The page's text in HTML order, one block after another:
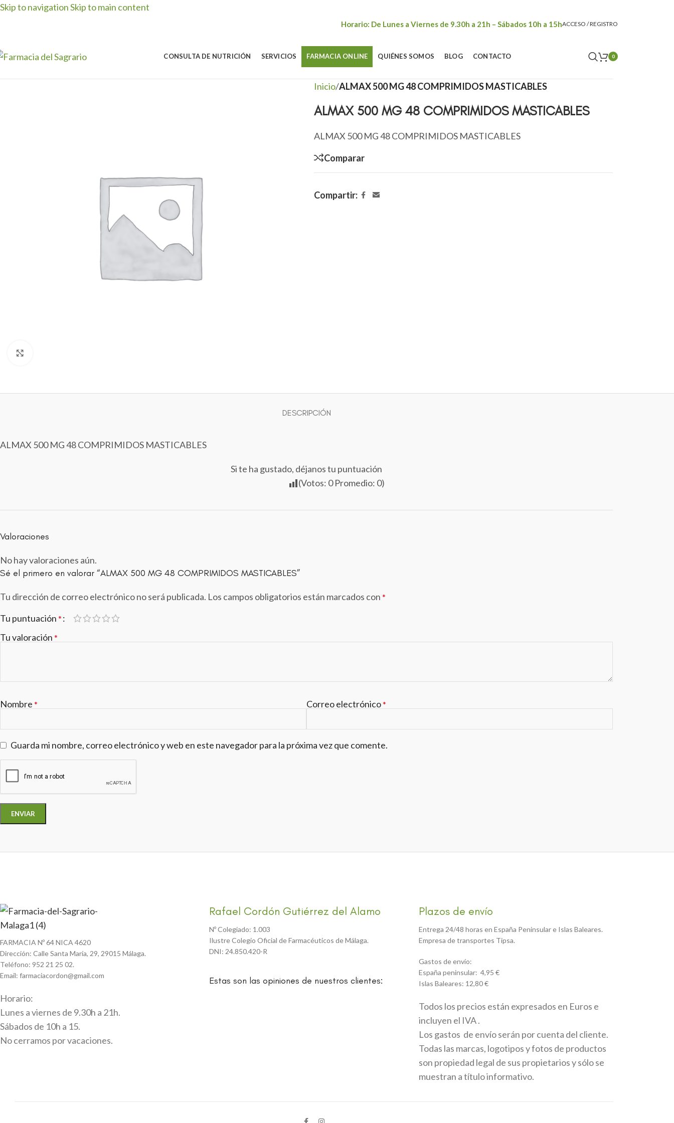
Skip to navigationSkip to main content
Horario: De Lunes a Viernes de 9.30h a 21h – Sábados 10h a 15hACCESO / REGISTRO
CONSULTA DE NUTRICIÓN SERVICIOS FARMACIA ONLINE QUIÉNES SOMOS BLOG CONTACTO 0
Inicio/ALMAX 500 MG 48 COMPRIMIDOS MASTICABLES
ALMAX 500 MG 48 COMPRIMIDOS MASTICABLES
ALMAX 500 MG 48 COMPRIMIDOS MASTICABLES
Comparar
Compartir:
DESCRIPCIÓN
ALMAX 500 MG 48 COMPRIMIDOS MASTICABLES
Si te ha gustado, déjanos tu puntuación
(Votos: 0Promedio: 0)
Valoraciones
No hay valoraciones aún.
Sé el primero en valorar “ALMAX 500 MG 48 COMPRIMIDOS MASTICABLES”
Tu dirección de correo electrónico no será publicada. Los campos obligatorios están marcados con *
Tu puntuación *
Tu valoración *
Nombre * Correo electrónico*
Guarda mi nombre, correo electrónico y web en este navegador para la próxima vez que comente.
FARMACIA Nº 64 NICA 4620
Dirección: Calle Santa María, 29, 29015 Málaga.
Teléfono: 952 21 25 02.
Email: farmaciacordon@gmail.com
Horario:
Lunes a viernes de 9.30h a 21h.
Sábados de 10h a 15.
No cerramos por vacaciones.
Rafael Cordón Gutiérrez del Alamo
Nº Colegiado: 1.003
Ilustre Colegio Oficial de Farmacéuticos de Málaga.
DNI: 24.850.420-R
Estas son las opiniones de nuestros clientes:
Plazos de envío
Entrega 24/48 horas en España Peninsular e Islas Baleares.
Empresa de transportes Tipsa.
Gastos de envío:
España peninsular: 4,95 €
Islas Baleares: 12,80 €
Todos los precios están expresados en Euros e
incluyen el IVA .
Los gastos de envío serán por cuenta del cliente.
Todas las marcas, logotipos y fotos de productos
son propiedad legal de sus propietarios y sólo se
muestran a título informativo.